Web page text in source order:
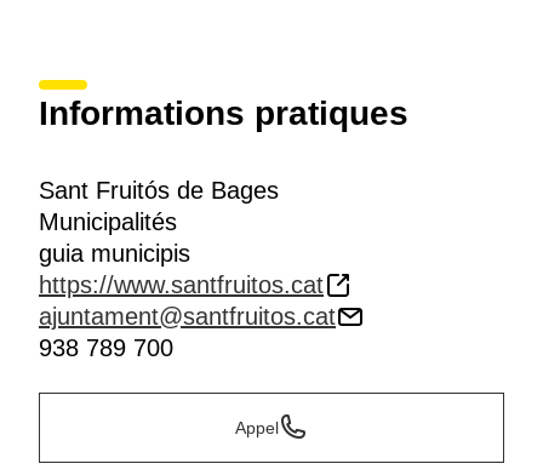
Informations pratiques
Sant Fruitós de Bages
Municipalités
guia municipis
https://www.santfruitos.cat
ajuntament@santfruitos.cat
938 789 700
Appel